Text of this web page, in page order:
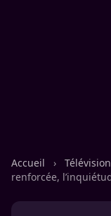
Accueil › Télévision
renforcée,